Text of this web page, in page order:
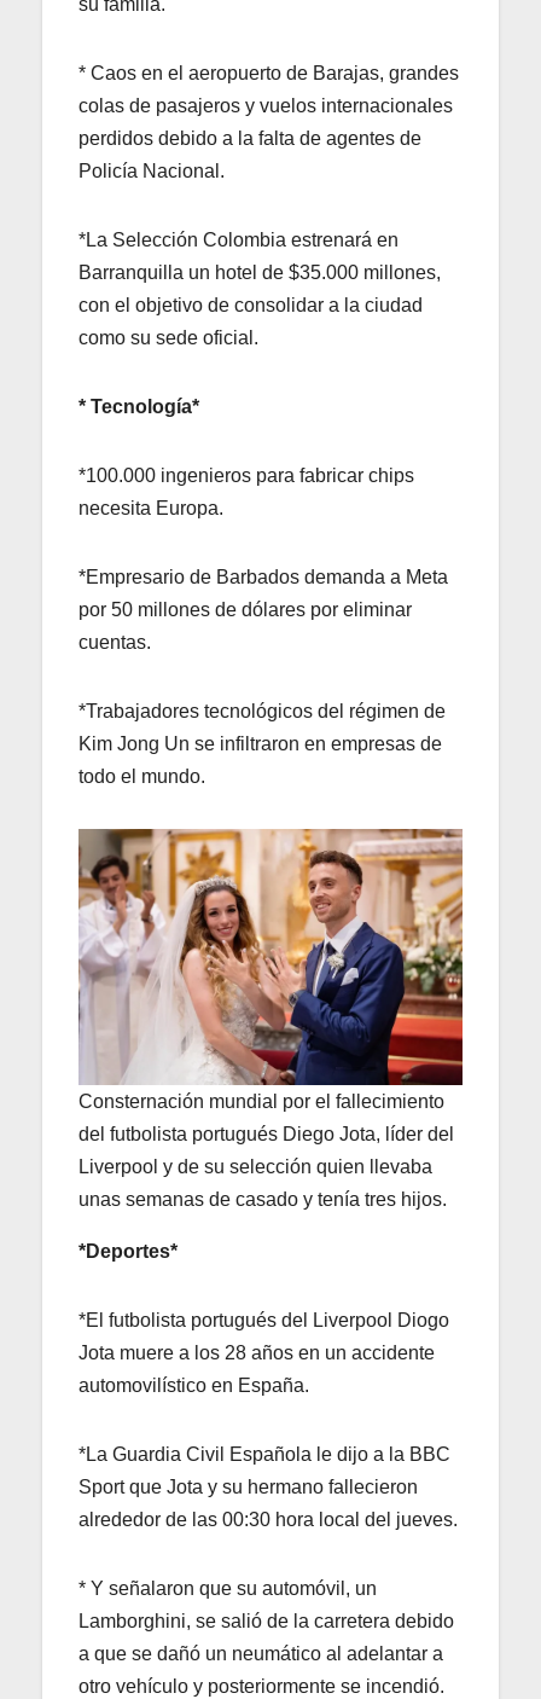
su familia.
* Caos en el aeropuerto de Barajas, grandes
colas de pasajeros y vuelos internacionales
perdidos debido a la falta de agentes de
Policía Nacional.
*La Selección Colombia estrenará en
Barranquilla un hotel de $35.000 millones,
con el objetivo de consolidar a la ciudad
como su sede oficial.
* Tecnología*
*100.000 ingenieros para fabricar chips
necesita Europa.
*Empresario de Barbados demanda a Meta
por 50 millones de dólares por eliminar
cuentas.
*Trabajadores tecnológicos del régimen de
Kim Jong Un se infiltraron en empresas de
todo el mundo.
Consternación mundial por el fallecimiento
del futbolista portugués Diego Jota, líder del
Liverpool y de su selección quien llevaba
unas semanas de casado y tenía tres hijos.
*Deportes*
*El futbolista portugués del Liverpool Diogo
Jota muere a los 28 años en un accidente
automovilístico en España.
*La Guardia Civil Española le dijo a la BBC
Sport que Jota y su hermano fallecieron
alrededor de las 00:30 hora local del jueves.
* Y señalaron que su automóvil, un
Lamborghini, se salió de la carretera debido
a que se dañó un neumático al adelantar a
otro vehículo y posteriormente se incendió.